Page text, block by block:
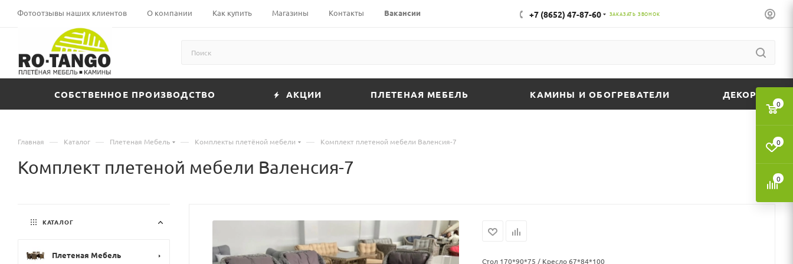
Фотоотзывы наших клиентов О компании Как купить Магазины Контакты Вакансии +7 (8652) 47-87-60 ЗАКАЗАТЬ ЗВОНОК
СОБСТВЕННОЕ ПРОИЗВОДСТВО АКЦИИ ПЛЕТЕНАЯ МЕБЕЛЬ КАМИНЫ И ОБОГРЕВАТЕЛИ ДЕКОР
Главная — Каталог — Плетеная Мебель — Комплекты плетёной мебели — Комплект плетеной мебели Валенсия-7
Комплект плетеной мебели Валенсия-7
Стол 170*90*75 / Кресло 67*84*100
КАТАЛОГ
Плетеная Мебель
0
0
0